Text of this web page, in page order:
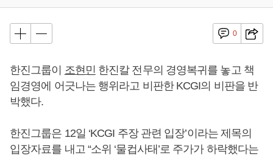
0
한진그룹이 조현민 한진칼 전무의 경영복귀를 놓고 책
임경영에 어긋나는 행위라고 비판한 KCGI의 비판을 반
박했다.
한진그룹은 12일 ‘KCGI 주장 관련 입장’이라는 제목의
입장자료를 내고 “소위 ‘물컵사태’로 주가가 하락했다는